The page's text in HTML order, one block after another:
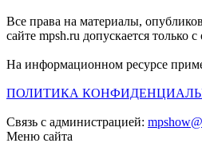
Все права на материалы,
сайте mpsh.ru допускается только
На информационном ресурсе
ПОЛИТИКА
Связь с администрацией:
Меню сайта